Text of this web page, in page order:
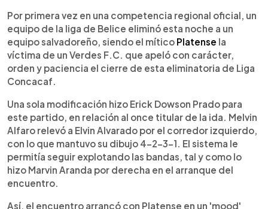
► Escuchar artículo
Por primera vez en una competencia regional oficial, un
equipo de la liga de Belice eliminó esta noche a un
equipo salvadoreño, siendo el mítico Platense la
víctima de un Verdes F.C. que apeló con carácter,
orden y paciencia el cierre de esta eliminatoria de Liga
Concacaf.
Una sola modificación hizo Erick Dowson Prado para
este partido, en relación al once titular de la ida. Melvin
Alfaro relevó a Elvin Alvarado por el corredor izquierdo,
con lo que mantuvo su dibujo 4-2-3-1. El sistema le
permitía seguir explotando las bandas, tal y como lo
hizo Marvin Aranda por derecha en el arranque del
encuentro.
Así, el encuentro arrancó con Platense en un 'mood'